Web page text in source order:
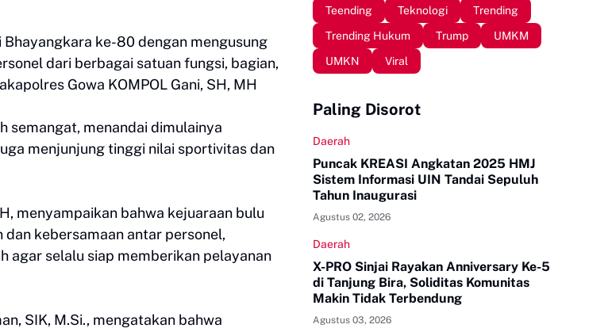
ke-80 dengan mengusung
dari berbagai satuan fungsi, bagian,
Gowa KOMPOL Gani, SH, MH
semangat, menandai dimulainya
menjunjung tinggi nilai sportivitas dan
menyampaikan bahwa kejuaraan bulu
kebersamaan antar personel,
agar selalu siap memberikan pelayanan
SIK, M.Si., mengatakan bahwa
Teending
Teknologi
Trending
Trending Hukum
Trump
UMKM
UMKN
Viral
Paling Disorot
Daerah
Puncak KREASI Angkatan 2025 HMJ
Sistem Informasi UIN Tandai Sepuluh
Tahun Inaugurasi
Agustus 02, 2026
Daerah
X-PRO Sinjai Rayakan Anniversary Ke-5
di Tanjung Bira, Soliditas Komunitas
Makin Tidak Terbendung
Agustus 03, 2026